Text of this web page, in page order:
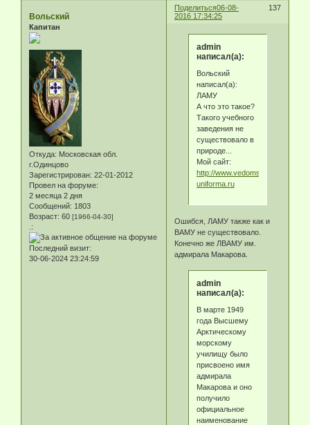
Поделиться 137
06-08-
2016 17:34:25
Вольский
Капитан
Откуда: Московская обл.
г.Одинцово
Зарегистрирован: 22-01-2012
Провел на форуме:
2 месяца 2 дня
Сообщений: 1803
Возраст: 60 [1966-04-30]
.:
Последний визит:
30-06-2024 23:24:59
admin
написал(а):
Вольский
написал(а):
ЛАМУ
А что это такое?
Такого учебного
заведения не
существовало в
природе...
Мой сайт:
http://www.vedomstva-
uniforma.ru
Ошибся, ЛАМУ также как и
ВАМУ не существовало.
Конечно же ЛВАМУ им.
адмирала Макарова.
admin
написал(а):
В марте 1949
года Высшему
Арктическому
морскому
училищу было
присвоено имя
адмирала
Макарова и оно
получило
официальное
наименование